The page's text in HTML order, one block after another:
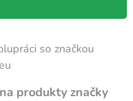
so značkou
značky